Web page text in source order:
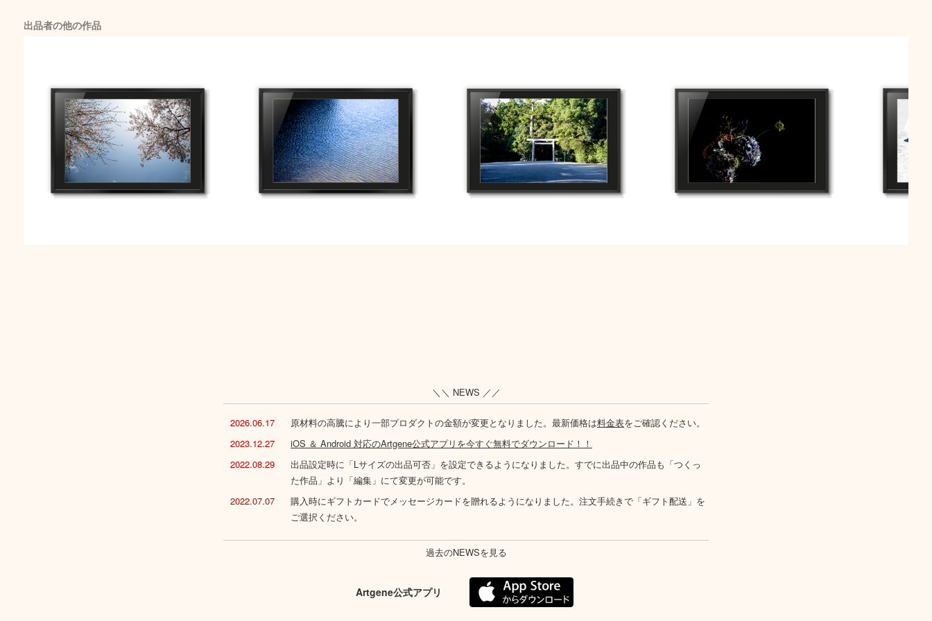
出品者の他の作品
＼＼ NEWS ／／
2026.06.17 原材料の高騰により一部プロダクトの金額が変更となりました。最新価格は料金表をご確認ください。
2023.12.27
iOS ＆ Android 対応のArtgene公式アプリを今すぐ無料でダウンロード！！
2022.08.29
出品設定時に「Lサイズの出品可否」を設定できるようになりました。すでに出品中の作品も「つくっ
た作品」より「編集」にて変更が可能です。
2022.07.07
購入時にギフトカードでメッセージカードを贈れるようになりました。注文手続きで「ギフト配送」を
ご選択ください。
過去のNEWSを見る
Artgene公式アプリ